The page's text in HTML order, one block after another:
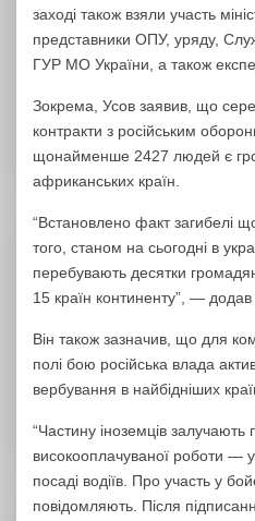
заході також взяли участь
представники ОПУ, уряду,
ГУР МО України, а також
Зокрема, Усов заявив, що
контракти з російським
щонайменше 2427 людей є
африканських країн.
“Встановлено факт загибелі
того, станом на сьогодні в
перебувають десятки
15 країн континенту”, —
Він також зазначив, що для
полі бою російська влада
вербування в найбідніших
“Частину іноземців залучають
високооплачуваної роботи —
посаді водіїв. Про участь у
повідомляють. Після